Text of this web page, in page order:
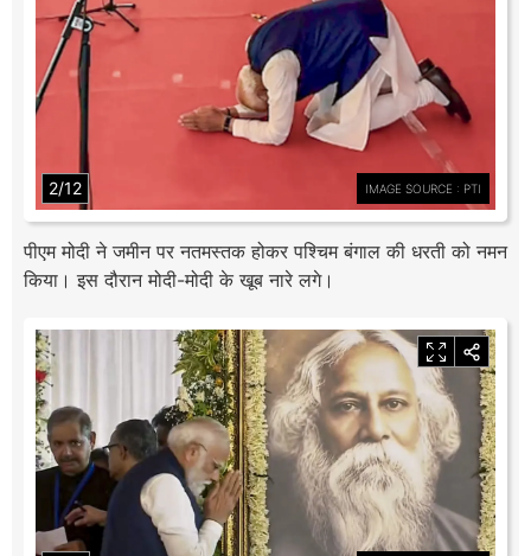
2/12 IMAGE SOURCE : PTI
पीएम मोदी ने जमीन पर नतमस्तक होकर पश्चिम बंगाल की धरती को नमन
किया। इस दौरान मोदी-मोदी के खूब नारे लगे।